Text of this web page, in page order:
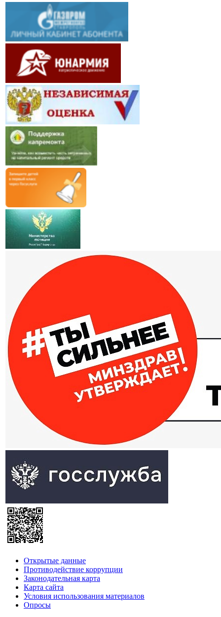
Открытые данные
Противодействие коррупции
Законодательная карта
Карта сайта
Условия использования материалов
Опросы